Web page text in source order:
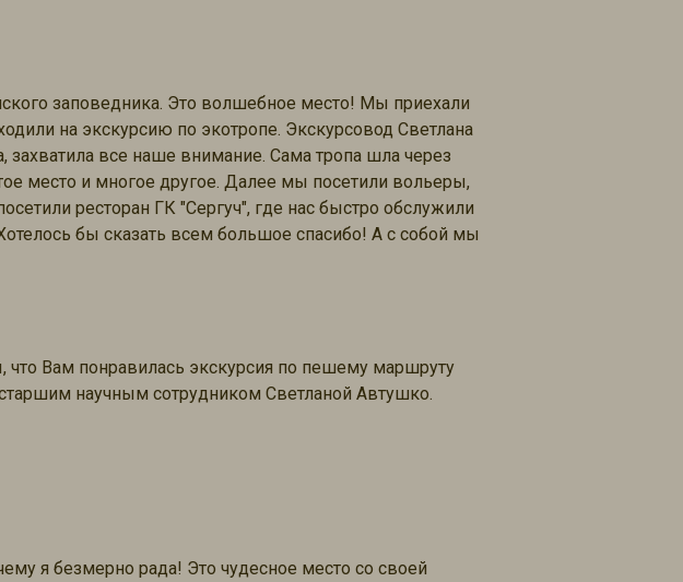
заповедника. Это волшебное место! Мы приехали
на экскурсию по экотропе. Экскурсовод Светлана
захватила все наше внимание. Сама тропа шла через
место и многое другое. Далее мы посетили вольеры,
ресторан ГК "Сергуч", где нас быстро обслужили
бы сказать всем большое спасибо! А с собой мы
Вам понравилась экскурсия по пешему маршруту
научным сотрудником Светланой Автушко.
я безмерно рада! Это чудесное место со своей